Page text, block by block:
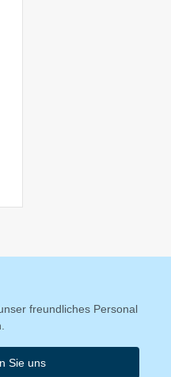
freundliches Personal
Sie uns